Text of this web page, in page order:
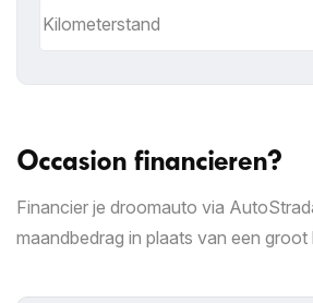
Occasion financieren?
Financier je droomauto via
maandbedrag in plaats van een groot